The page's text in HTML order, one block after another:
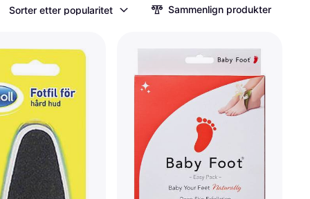
Sorter etter popularitet Sammenlign produkter